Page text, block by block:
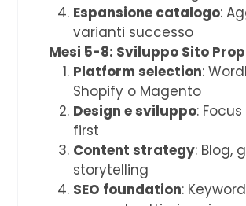
Espansione catalogo:
varianti successo
Mesi 5-8: Sviluppo Sito
Platform selection:
Shopify o Magento
Design e sviluppo:
first
Content strategy: Blog,
storytelling
SEO foundation: Keyword